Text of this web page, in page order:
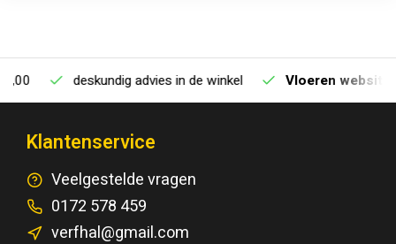
deskundig advies in de winkel Vloeren website
Klantenservice
Veelgestelde vragen
0172 578 459
verfhal@gmail.com